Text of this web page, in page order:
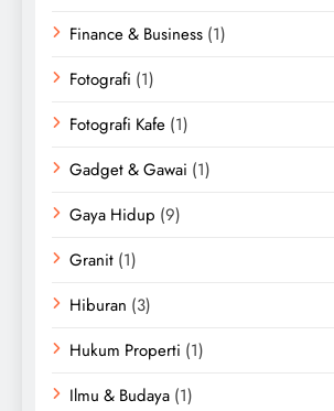
Finance & Business (1)
Fotografi (1)
Fotografi Kafe (1)
Gadget & Gawai (1)
Gaya Hidup (9)
Granit (1)
Hiburan (3)
Hukum Properti (1)
Ilmu & Budaya (1)